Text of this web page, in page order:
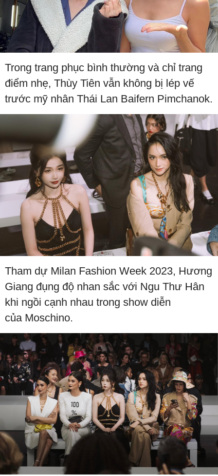
Trong trang phục bình thường và chỉ trang
điểm nhẹ, Thùy Tiên vẫn không bị lép vế
trước mỹ nhân Thái Lan Baifern Pimchanok.
Tham dự Milan Fashion Week 2023, Hương
Giang đụng độ nhan sắc với Ngu Thư Hân
khi ngồi cạnh nhau trong show diễn
của Moschino.